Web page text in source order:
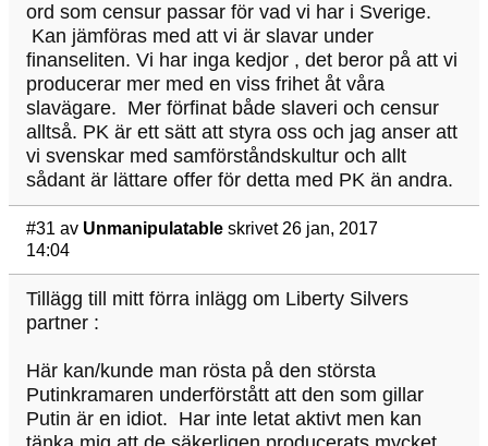
ord som censur passar för vad vi har i Sverige.
Kan jämföras med att vi är slavar under
finanseliten. Vi har inga kedjor , det beror på att vi
producerar mer med en viss frihet åt våra
slavägare. Mer förfinat både slaveri och censur
alltså. PK är ett sätt att styra oss och jag anser att
vi svenskar med samförståndskultur och allt
sådant är lättare offer för detta med PK än andra.
#31 av Unmanipulatable skrivet 26 jan, 2017
14:04
Tillägg till mitt förra inlägg om Liberty Silvers
partner :
Här kan/kunde man rösta på den största
Putinkramaren underförstått att den som gillar
Putin är en idiot. Har inte letat aktivt men kan